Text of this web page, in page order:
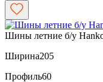
Шины летние б/у
Ширина205
Профиль60